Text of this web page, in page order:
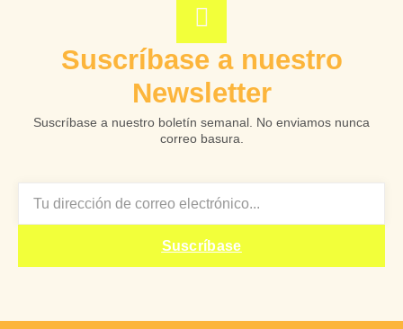
Suscríbase a nuestro
Newsletter
Suscríbase a nuestro boletín semanal. No enviamos nunca
correo basura.
Suscríbase